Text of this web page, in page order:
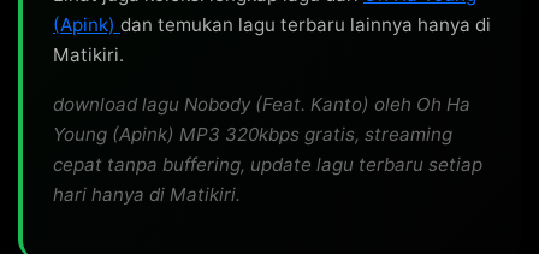
(Apink) dan temukan lagu terbaru lainnya hanya di
Matikiri.
download lagu Nobody (Feat. Kanto) oleh Oh Ha
Young (Apink) MP3 320kbps gratis, streaming
cepat tanpa buffering, update lagu terbaru setiap
hari hanya di Matikiri.